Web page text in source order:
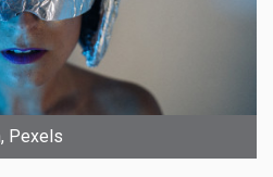
Pexels